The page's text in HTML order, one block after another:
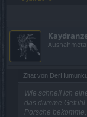
Zitat von
Wie schnell ich
das dumme
Porsche